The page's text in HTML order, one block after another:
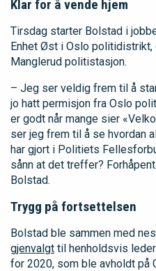
Klar for å vende hjem
Tirsdag starter Bolstad i
Enhet Øst i Oslo
Manglerud politistasjon.
– Jeg ser veldig frem til å
jo hatt permisjon fra Oslo
er godt når mange sier
ser jeg frem til å se hvordan
har gjort i Politiets
sånn at det treffer?
Bolstad.
Trygg på fortsettelsen
Bolstad ble sammen med
gjenvalgt til henholdsvis
for 2020, som ble avholdt på